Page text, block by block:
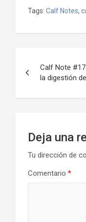
Tags: Calf Notes,
de
entradas
Calf Note
la digestión
Deja una
Tu dirección de
Comentario *